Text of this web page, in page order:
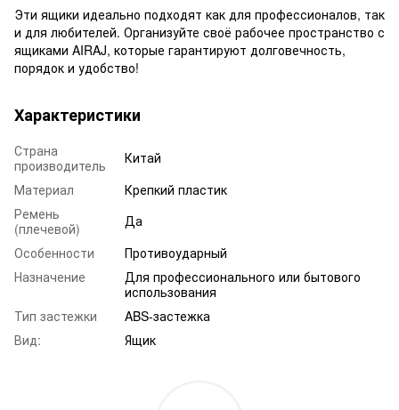
Эти ящики идеально подходят как для профессионалов, так
и для любителей. Организуйте своё рабочее пространство с
ящиками AIRAJ, которые гарантируют долговечность,
порядок и удобство!
Характеристики
Страна
производитель
Китай
Материал
Крепкий пластик
Ремень
(плечевой)
Да
Особенности
Противоударный
Назначение
Для профессионального или бытового
использования
Тип застежки
ABS-застежка
Вид:
Ящик